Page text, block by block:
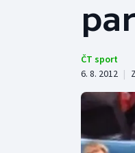
Tenis
Cyklistika
ČT sport
6. 8. 2012 |